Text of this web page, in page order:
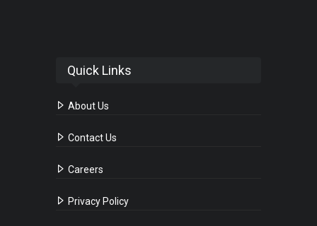
Quick Links
About Us
Contact Us
Careers
Privacy Policy